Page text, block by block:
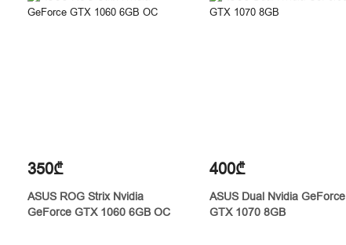
350₾
ASUS ROG Strix Nvidia
GeForce GTX 1060 6GB OC
400₾
ASUS Dual Nvidia GeForce
GTX 1070 8GB